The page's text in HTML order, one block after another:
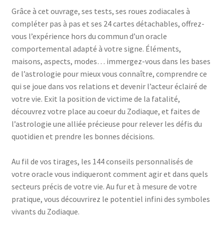
Grâce à cet ouvrage, ses tests, ses roues zodiacales à
compléter pas à pas et ses 24 cartes détachables, offrez-
vous l’expérience hors du commun d’un oracle
comportemental adapté à votre signe. Éléments,
maisons, aspects, modes… immergez-vous dans les bases
de l’astrologie pour mieux vous connaître, comprendre ce
qui se joue dans vos relations et devenir l’acteur éclairé de
votre vie. Exit la position de victime de la fatalité,
découvrez votre place au coeur du Zodiaque, et faites de
l’astrologie une alliée précieuse pour relever les défis du
quotidien et prendre les bonnes décisions.
Au fil de vos tirages, les 144 conseils personnalisés de
votre oracle vous indiqueront comment agir et dans quels
secteurs précis de votre vie. Au fur et à mesure de votre
pratique, vous découvrirez le potentiel infini des symboles
vivants du Zodiaque.